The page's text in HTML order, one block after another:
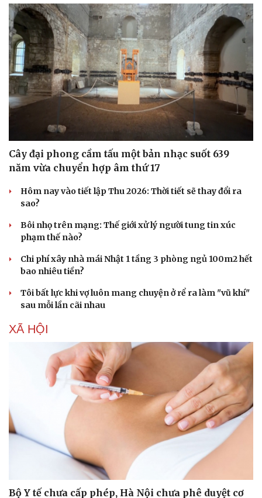
Sức khỏe
Cây thuốc
Sản phụ khoa
Nam khoa
Làm đẹp - giảm cân
Phòng mạch online
Ăn sạch sống khỏe
Tình yêu - Gia đình
Cây đại phong cầm tấu một bản nhạc suốt 639
năm vừa chuyển hợp âm thứ 17
Hôm nay vào tiết lập Thu 2026: Thời tiết sẽ thay đổi ra
sao?
Bôi nhọ trên mạng: Thế giới xử lý người tung tin xúc
phạm thế nào?
Chi phí xây nhà mái Nhật 1 tầng 3 phòng ngủ 100m2 hết
bao nhiêu tiền?
Tôi bất lực khi vợ luôn mang chuyện ở rể ra làm "vũ khí"
sau mỗi lần cãi nhau
XÃ HỘI
Bộ Y tế chưa cấp phép, Hà Nội chưa phê duyệt cơ